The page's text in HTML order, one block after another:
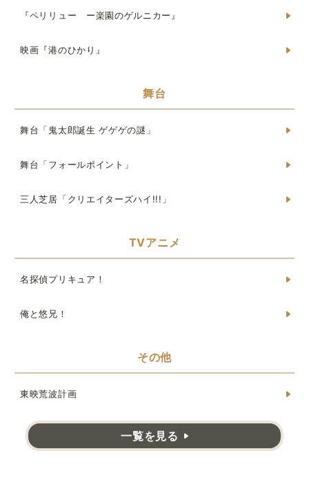
『ペリリュー ー楽園のゲルニカー』
映画『港のひかり』
舞台
舞台「鬼太郎誕生 ゲゲゲの謎」
舞台「フォールポイント」
三人芝居「クリエイターズハイ!!!」
TVアニメ
名探偵プリキュア！
俺と悠兄！
その他
東映荒波計画
一覧を見る